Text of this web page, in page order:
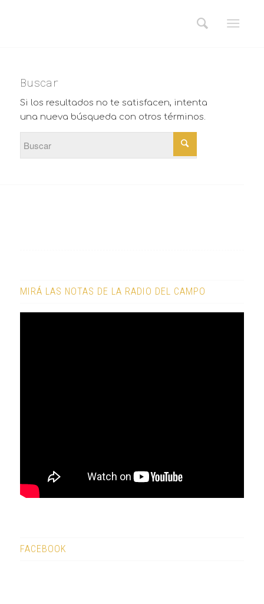
Buscar
Si los resultados no te satisfacen, intenta
una nueva búsqueda con otros términos.
MIRÁ LAS NOTAS DE LA RADIO DEL CAMPO
FACEBOOK